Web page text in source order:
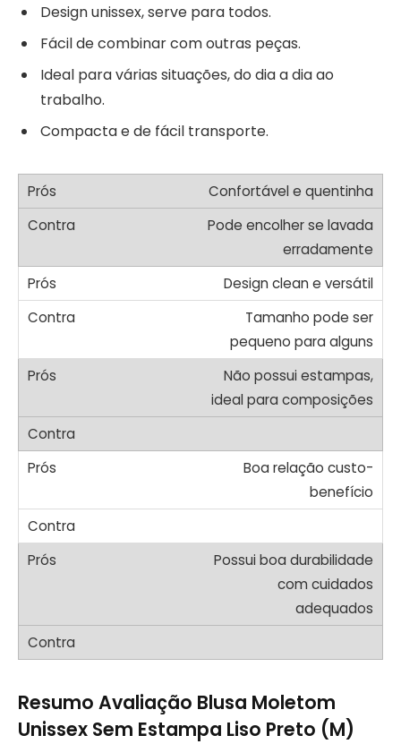
Design unissex, serve para todos.
Fácil de combinar com outras peças.
Ideal para várias situações, do dia a dia ao
trabalho.
Compacta e de fácil transporte.
Confortável e quentinha
Pode encolher se lavada
erradamente
Design clean e versátil
Tamanho pode ser
pequeno para alguns
Não possui estampas,
ideal para composições
Boa relação custo-
benefício
Possui boa durabilidade
com cuidados
adequados
Resumo Avaliação Blusa Moletom
Unissex Sem Estampa Liso Preto (M)